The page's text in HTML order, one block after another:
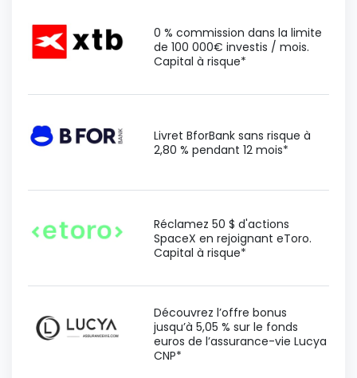
0 % commission dans la limite
de 100 000€ investis / mois.
Capital à risque*
Livret BforBank sans risque à
2,80 % pendant 12 mois*
Réclamez 50 $ d'actions
SpaceX en rejoignant eToro.
Capital à risque*
Découvrez l’offre bonus
jusqu’à 5,05 % sur le fonds
euros de l’assurance-vie Lucya
CNP*